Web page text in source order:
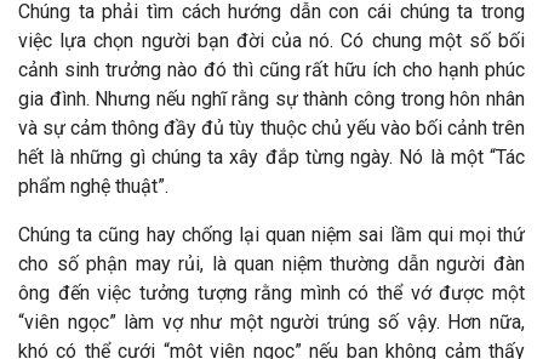
Chúng ta phải tìm cách hướng dẫn con cái chúng ta trong
việc lựa chọn người bạn đời của nó. Có chung một số bối
cảnh sinh trưởng nào đó thì cũng rất hữu ích cho hạnh phúc
gia đình. Nhưng nếu nghĩ rằng sự thành công trong hôn nhân
và sự cảm thông đầy đủ tùy thuộc chủ yếu vào bối cảnh trên
hết là những gì chúng ta xây đắp từng ngày. Nó là một “Tác
phẩm nghệ thuật”.
Chúng ta cũng hay chống lại quan niệm sai lầm qui mọi thứ
cho số phận may rủi, là quan niệm thường dẫn người đàn
ông đến việc tưởng tượng rằng mình có thể vớ được một
“viên ngọc” làm vợ như một người trúng số vậy. Hơn nữa,
khó có thể cưới “một viên ngọc” nếu bạn không cảm thấy